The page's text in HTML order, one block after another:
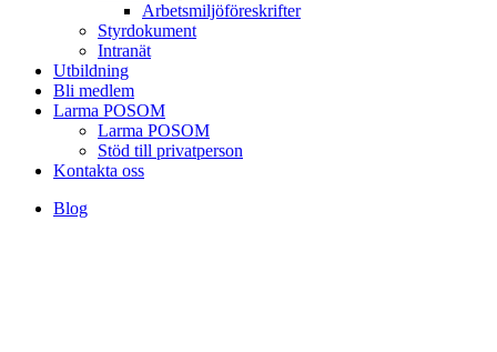
Arbetsmiljöföreskrifter
Styrdokument
Intranät
Utbildning
Bli medlem
Larma POSOM
Larma POSOM
Stöd till privatperson
Kontakta oss
Blog